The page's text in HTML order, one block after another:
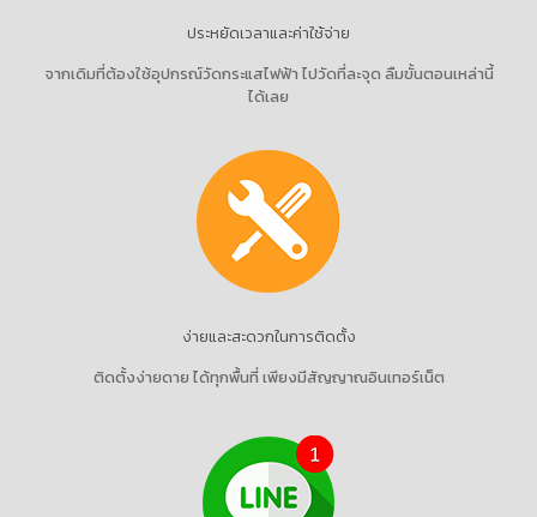
ประหยัดเวลาและค่าใช้จ่าย
จากเดิมที่ต้องใช้อุปกรณ์วัดกระแสไฟฟ้า ไปวัดที่ละจุด ลืมขั้นตอนเหล่านี้
ได้เลย
ง่ายและสะดวกในการติดตั้ง
ติดตั้งง่ายดาย ได้ทุกพื้นที่ เพียงมีสัญญาณอินเทอร์เน็ต